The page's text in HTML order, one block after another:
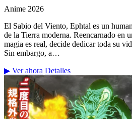
Anime 2026
El Sabio del Viento, Ephtal es un
de la Tierra moderna. Reencarnado en
magia es real, decide dedicar toda su
Sin embargo, a…
▶ Ver ahora Detalles